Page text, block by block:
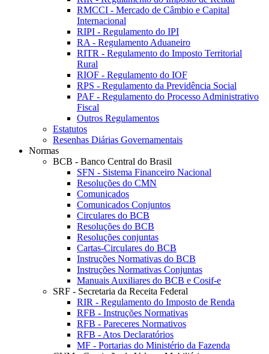
RMCCI - Mercado de Câmbio e Capital
Internacional
RIPI - Regulamento do IPI
RA - Regulamento Aduaneiro
RITR - Regulamento do Imposto Territorial
Rural
RIOF - Regulamento do IOF
RPS - Regulamento da Previdência Social
PAF - Regulamento do Processo Administrativo
Fiscal
Outros Regulamentos
Estatutos
Resenhas Diárias Governamentais
Normas
BCB - Banco Central do Brasil
SFN - Sistema Financeiro Nacional
Resoluções do CMN
Comunicados
Comunicados Conjuntos
Circulares do BCB
Resoluções do BCB
Resoluções conjuntas
Cartas-Circulares do BCB
Instruções Normativas do BCB
Instruções Normativas Conjuntas
Manuais Auxiliares do BCB e Cosif-e
SRF - Secretaria da Receita Federal
RIR - Regulamento do Imposto de Renda
RFB - Instruções Normativas
RFB - Pareceres Normativos
RFB - Atos Declaratórios
MF - Portarias do Ministério da Fazenda